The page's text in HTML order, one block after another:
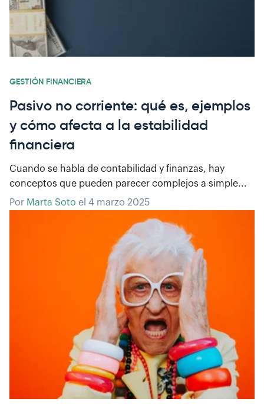
GESTIÓN FINANCIERA
Pasivo no corriente: qué es, ejemplos
y cómo afecta a la estabilidad
financiera
Cuando se habla de contabilidad y finanzas, hay
conceptos que pueden parecer complejos a simple...
Por Marta Soto el 4 marzo 2025